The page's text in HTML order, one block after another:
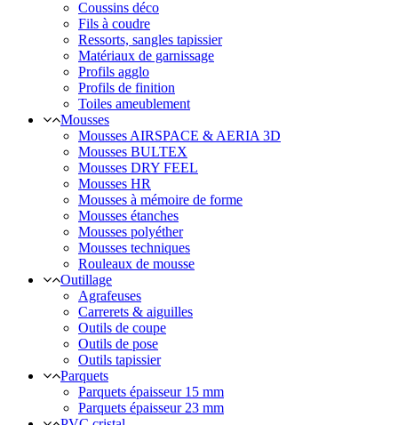
Coussins déco
Fils à coudre
Ressorts, sangles tapissier
Matériaux de garnissage
Profils agglo
Profils de finition
Toiles ameublement
Mousses
Mousses AIRSPACE & AERIA 3D
Mousses BULTEX
Mousses DRY FEEL
Mousses HR
Mousses à mémoire de forme
Mousses étanches
Mousses polyéther
Mousses techniques
Rouleaux de mousse
Outillage
Agrafeuses
Carrerets & aiguilles
Outils de coupe
Outils de pose
Outils tapissier
Parquets
Parquets épaisseur 15 mm
Parquets épaisseur 23 mm